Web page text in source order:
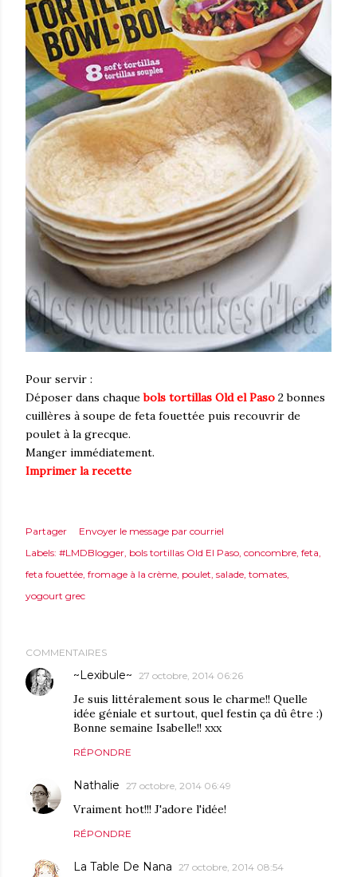
Pour servir :
Déposer dans chaquebols tortillas Old el Paso 2 bonnes
cuillères à soupe de feta fouettée puis recouvrir de
poulet à la grecque.
Manger immédiatement.
Imprimer la recette
Partager
Envoyer le message par courriel
Labels: #LMDBlogger bols tortillas Old El Paso concombre feta
feta fouettée fromage à la crème poulet salade tomates
yogourt grec
COMMENTAIRES
~Lexibule~ 27 octobre, 2014 06:26
Je suis littéralement sous le charme!! Quelle
idée géniale et surtout, quel festin ça dû être :)
Bonne semaine Isabelle!! xxx
RÉPONDRE
Nathalie 27 octobre, 2014 06:49
Vraiment hot!!! J'adore l'idée!
RÉPONDRE
La Table De Nana 27 octobre, 2014 08:54